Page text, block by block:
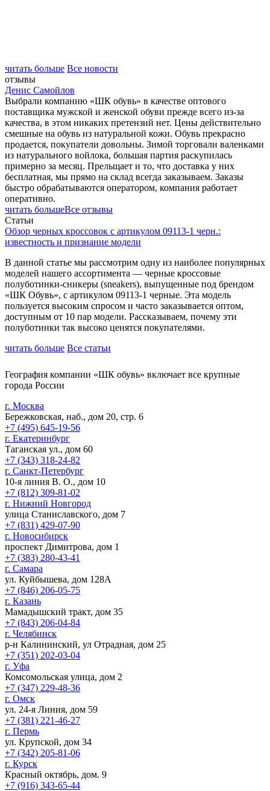
читать больше Все новости
отзывы
Денис Самойлов
Выбрали компанию «ШК обувь» в качестве оптового
поставщика мужской и женской обуви прежде всего из-за
качества, в этом никаких претензий нет. Цены действительно
смешные на обувь из натуральной кожи. Обувь прекрасно
продается, покупатели довольны. Зимой торговали валенками
из натурального войлока, большая партия раскупилась
примерно за месяц. Прельщает и то, что доставка у них
бесплатная, мы прямо на склад всегда заказываем. Заказы
быстро обрабатываются оператором, компания работает
оперативно.
читать большеВсе отзывы
Статьи
Обзор черных кроссовок с артикулом 09113-1 черн.:
известность и признание модели
В данной статье мы рассмотрим одну из наиболее популярных
моделей нашего ассортимента — черные кроссовые
полуботинки-сникеры (sneakers), выпущенные под брендом
«ШК Обувь», с артикулом 09113-1 черные. Эта модель
пользуется высоким спросом и часто заказывается оптом,
доступным от 10 пар модели. Рассказываем, почему эти
полуботинки так высоко ценятся покупателями.
читать больше Все статьи
География компании «ШК обувь» включает все крупные
города России
г. Москва
Бережковская, наб., дом 20, стр. 6
+7 (495) 645-19-56
г. Екатеринбург
Таганская ул., дом 60
+7 (343) 318-24-82
г. Санкт-Петербург
10-я линия В. О., дом 10
+7 (812) 309-81-02
г. Нижний Новгород
улица Станиславского, дом 7
+7 (831) 429-07-90
г. Новосибирск
проспект Димитрова, дом 1
+7 (383) 280-43-41
г. Самара
ул. Куйбышева, дом 128А
+7 (846) 206-05-75
г. Казань
Мамадышский тракт, дом 35
+7 (843) 206-04-84
г. Челябинск
р-н Калининский, ул Отрадная, дом 25
+7 (351) 202-03-04
г. Уфа
Комсомольская улица, дом 2
+7 (347) 229-48-36
г. Омск
ул. 24-я Линия, дом 59
+7 (381) 221-46-27
г. Пермь
ул. Крупской, дом 34
+7 (342) 205-81-06
г. Курск
Красный октябрь, дом. 9
+7 (916) 343-65-44